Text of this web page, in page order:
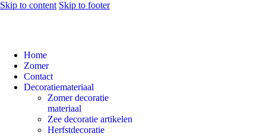
Skip to content Skip to footer
Home
Zomer
Contact
Decoratiemateriaal
Zomer decoratie
materiaal
Zee decoratie artikelen
Herfstdecoratie